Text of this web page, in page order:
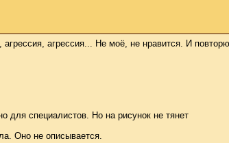
агрессия... Не моё, не нравится. И
для специалистов. Но на рисунок не тянет
Оно не описывается.